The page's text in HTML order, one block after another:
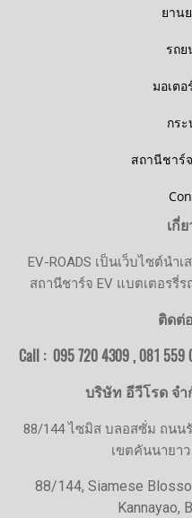
ยาน
รถ
มอเต
กร
สถานีชาร์
เกี่
EV-ROADS เป็นเว็บไซต์น
สถานีชาร์จ EV แบตเตอรรี่
ติดต่
Call : 095 720 4309 , 081 559
บริษัท อีวีโรด จำกั
88/144 ไซมิส บลอสซั่ม ถนน
เขตคันนายาว
88/144, Siamese
Kannayao,